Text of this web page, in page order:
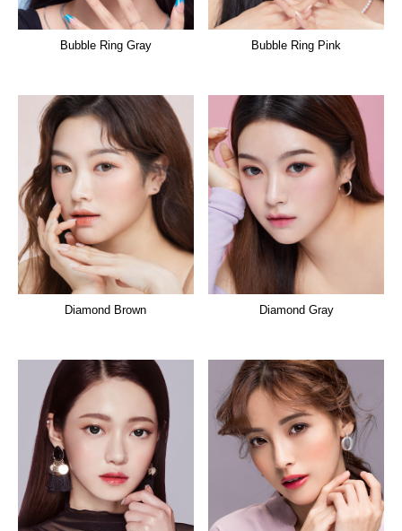
Bubble Ring Gray Bubble Ring Pink
Diamond Brown Diamond Gray